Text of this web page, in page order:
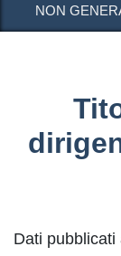
NON
Dati pubblicati